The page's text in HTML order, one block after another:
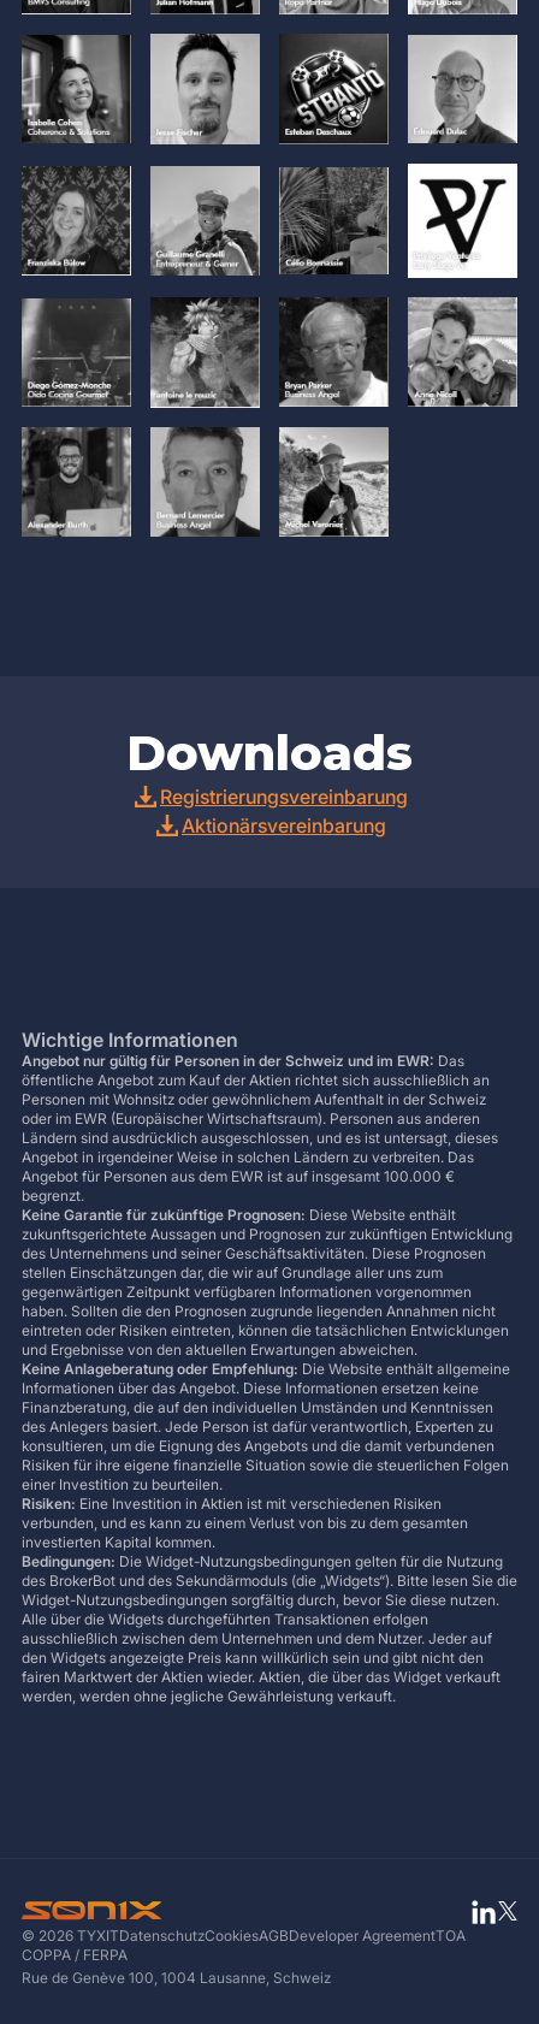
Downloads
Registrierungsvereinbarung
Aktionärsvereinbarung
Wichtige Informationen
Angebot nur gültig für Personen in der Schweiz und im EWR: Das
öffentliche Angebot zum Kauf der Aktien richtet sich ausschließlich an
Personen mit Wohnsitz oder gewöhnlichem Aufenthalt in der Schweiz
oder im EWR (Europäischer Wirtschaftsraum). Personen aus anderen
Ländern sind ausdrücklich ausgeschlossen, und es ist untersagt, dieses
Angebot in irgendeiner Weise in solchen Ländern zu verbreiten. Das
Angebot für Personen aus dem EWR ist auf insgesamt 100.000 €
begrenzt.
Keine Garantie für zukünftige Prognosen: Diese Website enthält
zukunftsgerichtete Aussagen und Prognosen zur zukünftigen Entwicklung
des Unternehmens und seiner Geschäftsaktivitäten. Diese Prognosen
stellen Einschätzungen dar, die wir auf Grundlage aller uns zum
gegenwärtigen Zeitpunkt verfügbaren Informationen vorgenommen
haben. Sollten die den Prognosen zugrunde liegenden Annahmen nicht
eintreten oder Risiken eintreten, können die tatsächlichen Entwicklungen
und Ergebnisse von den aktuellen Erwartungen abweichen.
Keine Anlageberatung oder Empfehlung: Die Website enthält allgemeine
Informationen über das Angebot. Diese Informationen ersetzen keine
Finanzberatung, die auf den individuellen Umständen und Kenntnissen
des Anlegers basiert. Jede Person ist dafür verantwortlich, Experten zu
konsultieren, um die Eignung des Angebots und die damit verbundenen
Risiken für ihre eigene finanzielle Situation sowie die steuerlichen Folgen
einer Investition zu beurteilen.
Risiken: Eine Investition in Aktien ist mit verschiedenen Risiken
verbunden, und es kann zu einem Verlust von bis zu dem gesamten
investierten Kapital kommen.
Bedingungen: Die Widget-Nutzungsbedingungen gelten für die Nutzung
des BrokerBot und des Sekundärmoduls (die „Widgets“). Bitte lesen Sie die
Widget-Nutzungsbedingungen sorgfältig durch, bevor Sie diese nutzen.
Alle über die Widgets durchgeführten Transaktionen erfolgen
ausschließlich zwischen dem Unternehmen und dem Nutzer. Jeder auf
den Widgets angezeigte Preis kann willkürlich sein und gibt nicht den
fairen Marktwert der Aktien wieder. Aktien, die über das Widget verkauft
werden, werden ohne jegliche Gewährleistung verkauft.
© 2026 TYXITDatenschutzCookiesAGBDeveloper AgreementTOA
COPPA / FERPA
Rue de Genève 100, 1004 Lausanne, Schweiz